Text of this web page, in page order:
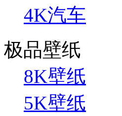
4K汽车
极品壁纸
8K壁纸
5K壁纸